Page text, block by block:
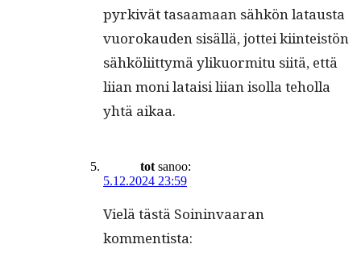
pyrkivät tasaa­maan sähkön lataus­ta
vuorokau­den sisäl­lä, jot­tei kiin­teistön
sähköli­it­tymä ylikuor­mi­tu siitä, että
liian moni lataisi liian isol­la tehol­la
yhtä aikaa.
tot sanoo:
5.12.2024 23:59
Vielä tästä Soin­in­vaaran
kommentista: